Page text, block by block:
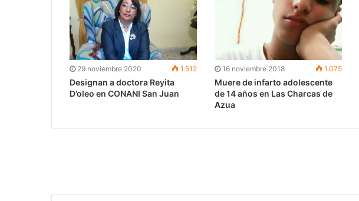
29 noviembre 2020 1.512
Designan a doctora Reyita
D’oleo en CONANI San Juan
16 noviembre 2018 1.075
Muere de infarto adolescente
de 14 años en Las Charcas de
Azua